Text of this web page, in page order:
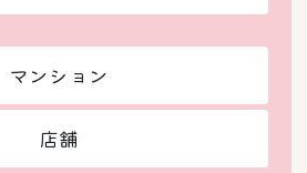
マンション
店舗